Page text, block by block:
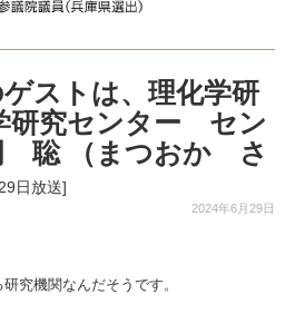
ゲストは、理化学研
研究センター セン
聡 （まつおか さ
日放送]
2024年6月29日
究機関なんだそうです。